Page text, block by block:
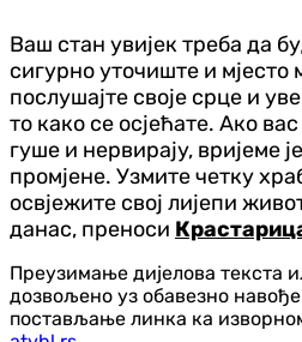
Ваш стан увијек треба да
сигурно уточиште и
послушајте своје срце и
то како се осјећате. Ако
гуше и нервирају, вријеме
промјене. Узмите четку
освјежите свој лијепи
данас, преноси
Преузимање дијелова текста
дозвољено уз обавезно
постављање линка ка